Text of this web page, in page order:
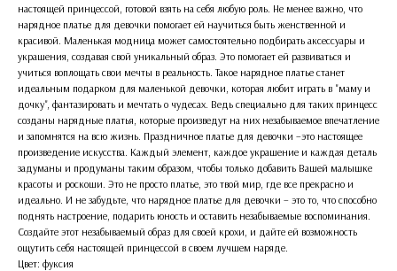
настоящей принцессой, готовой взять на себя любую роль. Не менее важно, что
нарядное платье для девочки помогает ей научиться быть женственной и
красивой. Маленькая модница может самостоятельно подбирать аксессуары и
украшения, создавая свой уникальный образ. Это помогает ей развиваться и
учиться воплощать свои мечты в реальность. Такое нарядное платье станет
идеальным подарком для маленькой девочки, которая любит играть в "маму и
дочку", фантазировать и мечтать о чудесах. Ведь специально для таких принцесс
созданы нарядные платья, которые произведут на них незабываемое впечатление
и запомнятся на всю жизнь. Праздничное платье для девочки –это настоящее
произведение искусства. Каждый элемент, каждое украшение и каждая деталь
задуманы и продуманы таким образом, чтобы только добавить Вашей малышке
красоты и роскоши. Это не просто платье, это твой мир, где все прекрасно и
идеально. И не забудьте, что нарядное платье для девочки – это то, что способно
поднять настроение, подарить юность и оставить незабываемые воспоминания.
Создайте этот незабываемый образ для своей крохи, и дайте ей возможность
ощутить себя настоящей принцессой в своем лучшем наряде.
Цвет: фуксия